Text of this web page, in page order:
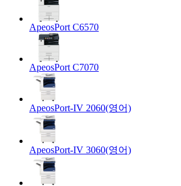
ApeosPort C6570
ApeosPort C7070
ApeosPort-IV 2060(영어)
ApeosPort-IV 3060(영어)